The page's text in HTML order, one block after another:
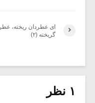
ای عطردان ریخته، عطر
گریخته (۲)
۱ نظر